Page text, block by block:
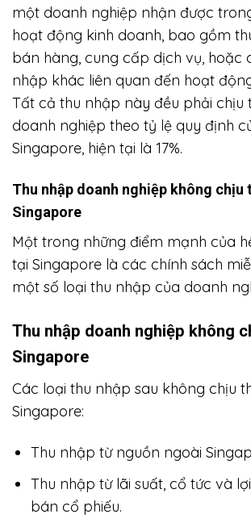
một doanh nghiệp nhận được
hoạt động kinh doanh, bao gồm
bán hàng, cung cấp dịch vụ, hoặc
nhập khác liên quan đến hoạt
Tất cả thu nhập này đều phải chịu
doanh nghiệp theo tỷ lệ quy định
Singapore, hiện tại là 17%.
Thu nhập doanh nghiệp không chịu
Singapore
Một trong những điểm mạnh của
tại Singapore là các chính sách
một số loại thu nhập của doanh
Thu nhập doanh nghiệp không
Singapore
Các loại thu nhập sau không chịu
Singapore:
Thu nhập từ nguồn ngoài
Thu nhập từ lãi suất, cổ tức và
bán cổ phiếu.